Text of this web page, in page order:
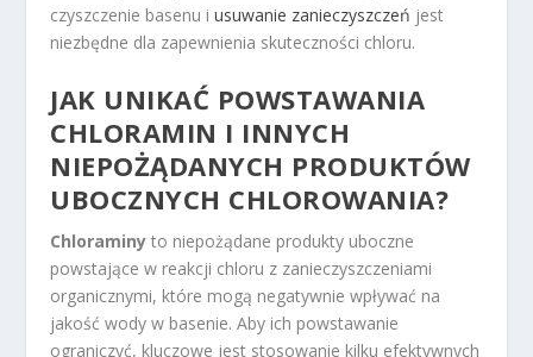
czyszczenie basenu iusuwanie zanieczyszczeń jest
niezbędne dla zapewnienia skuteczności chloru.
JAK UNIKAĆ POWSTAWANIA
CHLORAMIN I INNYCH
NIEPOŻĄDANYCH PRODUKTÓW
UBOCZNYCH CHLOROWANIA?
Chloraminy to niepożądane produkty uboczne
powstające w reakcji chloru z zanieczyszczeniami
organicznymi, które mogą negatywnie wpływać na
jakość wody w basenie. Aby ich powstawanie
ograniczyć, kluczowe jest stosowanie kilku efektywnych